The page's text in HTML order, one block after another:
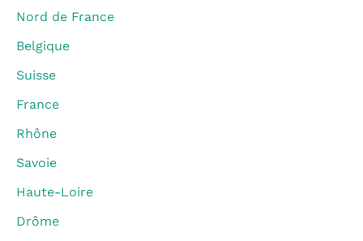
Nord de France
Belgique
Suisse
France
Rhône
Savoie
Haute-Loire
Drôme